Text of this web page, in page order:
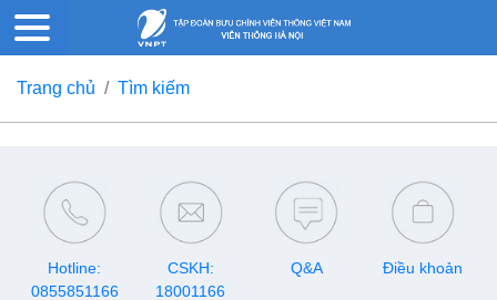
Trang chủ Tìm kiếm
Hotline:
0855851166
CSKH:
18001166
Q&A Điều khoản